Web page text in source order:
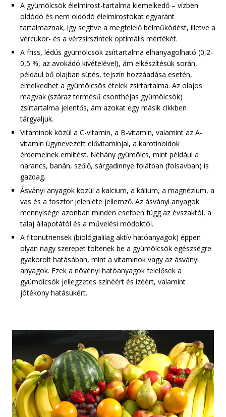
A gyümölcsök élelmirost-tartalma kiemelkedő – vízben
oldódó és nem oldódó élelmirostokat egyaránt
tartalmaznak, így segítve a megfelelő bélműködést, illetve a
vércukor- és a vérzsírszintek optimális mértékét.
A friss, lédús gyümölcsök zsírtartalma elhanyagolható (0,2-
0,5 %, az avokádó kivételével), ám elkészítésük során,
például bő olajban sütés, tejszín hozzáadása esetén,
emelkedhet a gyümölcsös ételek zsírtartalma. Az olajos
magvak (száraz termésű csonthéjas gyümölcsök)
zsírtartalma jelentős, ám azokat egy másik cikkben
tárgyaljuk.
Vitaminok közül a C-vitamin, a B-vitamin, valamint az A-
vitamin úgynevezett elővitaminjai, a karotinoidok
érdemelnek említést. Néhány gyümölcs, mint például a
narancs, banán, szőlő, sárgadinnye folátban (folsavban) is
gazdag.
Ásványi anyagok közül a kalcium, a kálium, a magnézium, a
vas és a foszfor jelenléte jellemző. Az ásványi anyagok
mennyisége azonban minden esetben függ az évszaktól, a
talaj állapotától és a művelési módoktól.
A fitonutriensek (biológialilag aktív hatóanyagok) éppen
olyan nagy szerepet töltenek be a gyümölcsök egészségre
gyakorolt hatásában, mint a vitaminok vagy az ásványi
anyagok. Ezek a növényi hatóanyagok felelősek a
gyümölcsök jellegzetes színéért és ízéért, valamint
jótékony hatásukért.